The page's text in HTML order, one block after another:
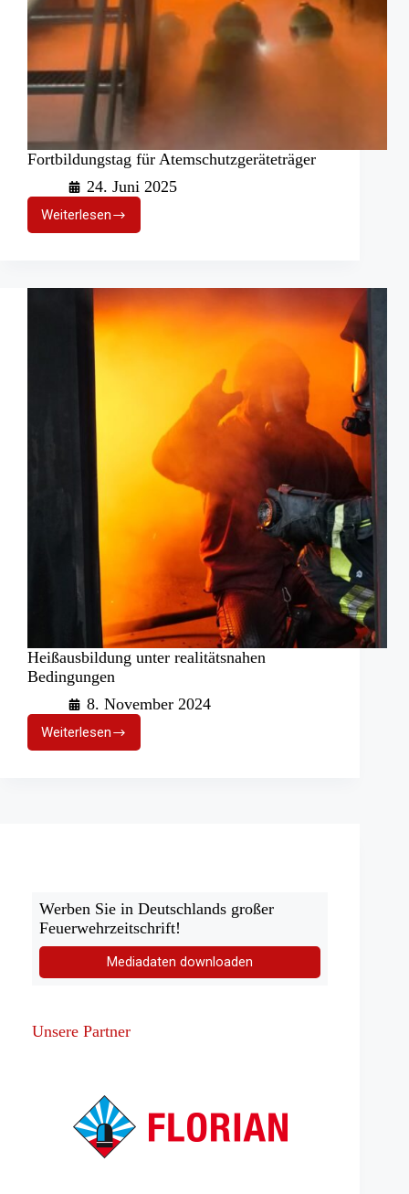
Fortbildungstag für Atemschutzgeräteträger
24. Juni 2025
WeiterlesenFortbildungstag
für
Heißausbildung unter realitätsnahen
Bedingungen
8. November 2024
WeiterlesenHeißausbildung
unter
Werben Sie in Deutschlands großer
Feuerwehrzeitschrift!
Mediadaten downloaden
Unsere Partner